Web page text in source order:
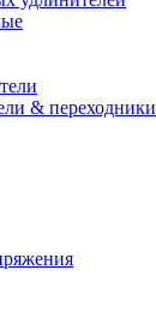
& переходники